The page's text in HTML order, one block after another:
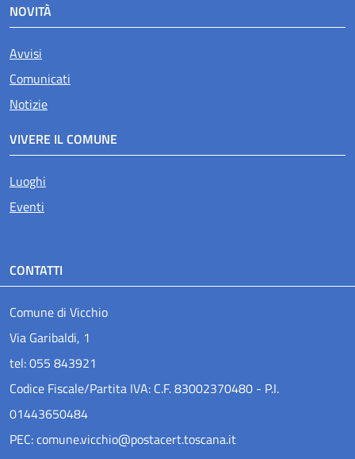
NOVITÀ
Avvisi
Comunicati
Notizie
VIVERE IL COMUNE
Luoghi
Eventi
CONTATTI
Comune di Vicchio
Via Garibaldi, 1
tel: 055 843921
Codice Fiscale/Partita IVA: C.F. 83002370480 - P.I.
01443650484
PEC: comune.vicchio@postacert.toscana.it